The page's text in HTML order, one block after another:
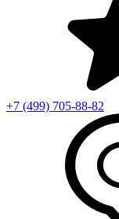
+7 (499) 705-88-82